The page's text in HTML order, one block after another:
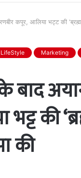
कपूर, आलिया भट्ट की
LifeStyle Marketing
बाद
की
की